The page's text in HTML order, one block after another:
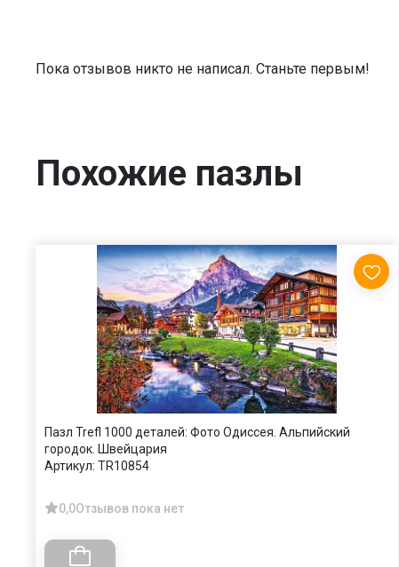
Пока отзывов никто не написал. Станьте первым!
Похожие пазлы
Пазл Trefl 1000 деталей: Фото Одиссея. Альпийский
городок. Швейцария
Артикул: TR10854
0,0Отзывов пока нет